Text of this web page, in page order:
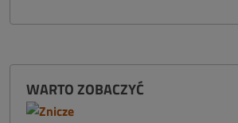
WARTO ZOBACZYĆ